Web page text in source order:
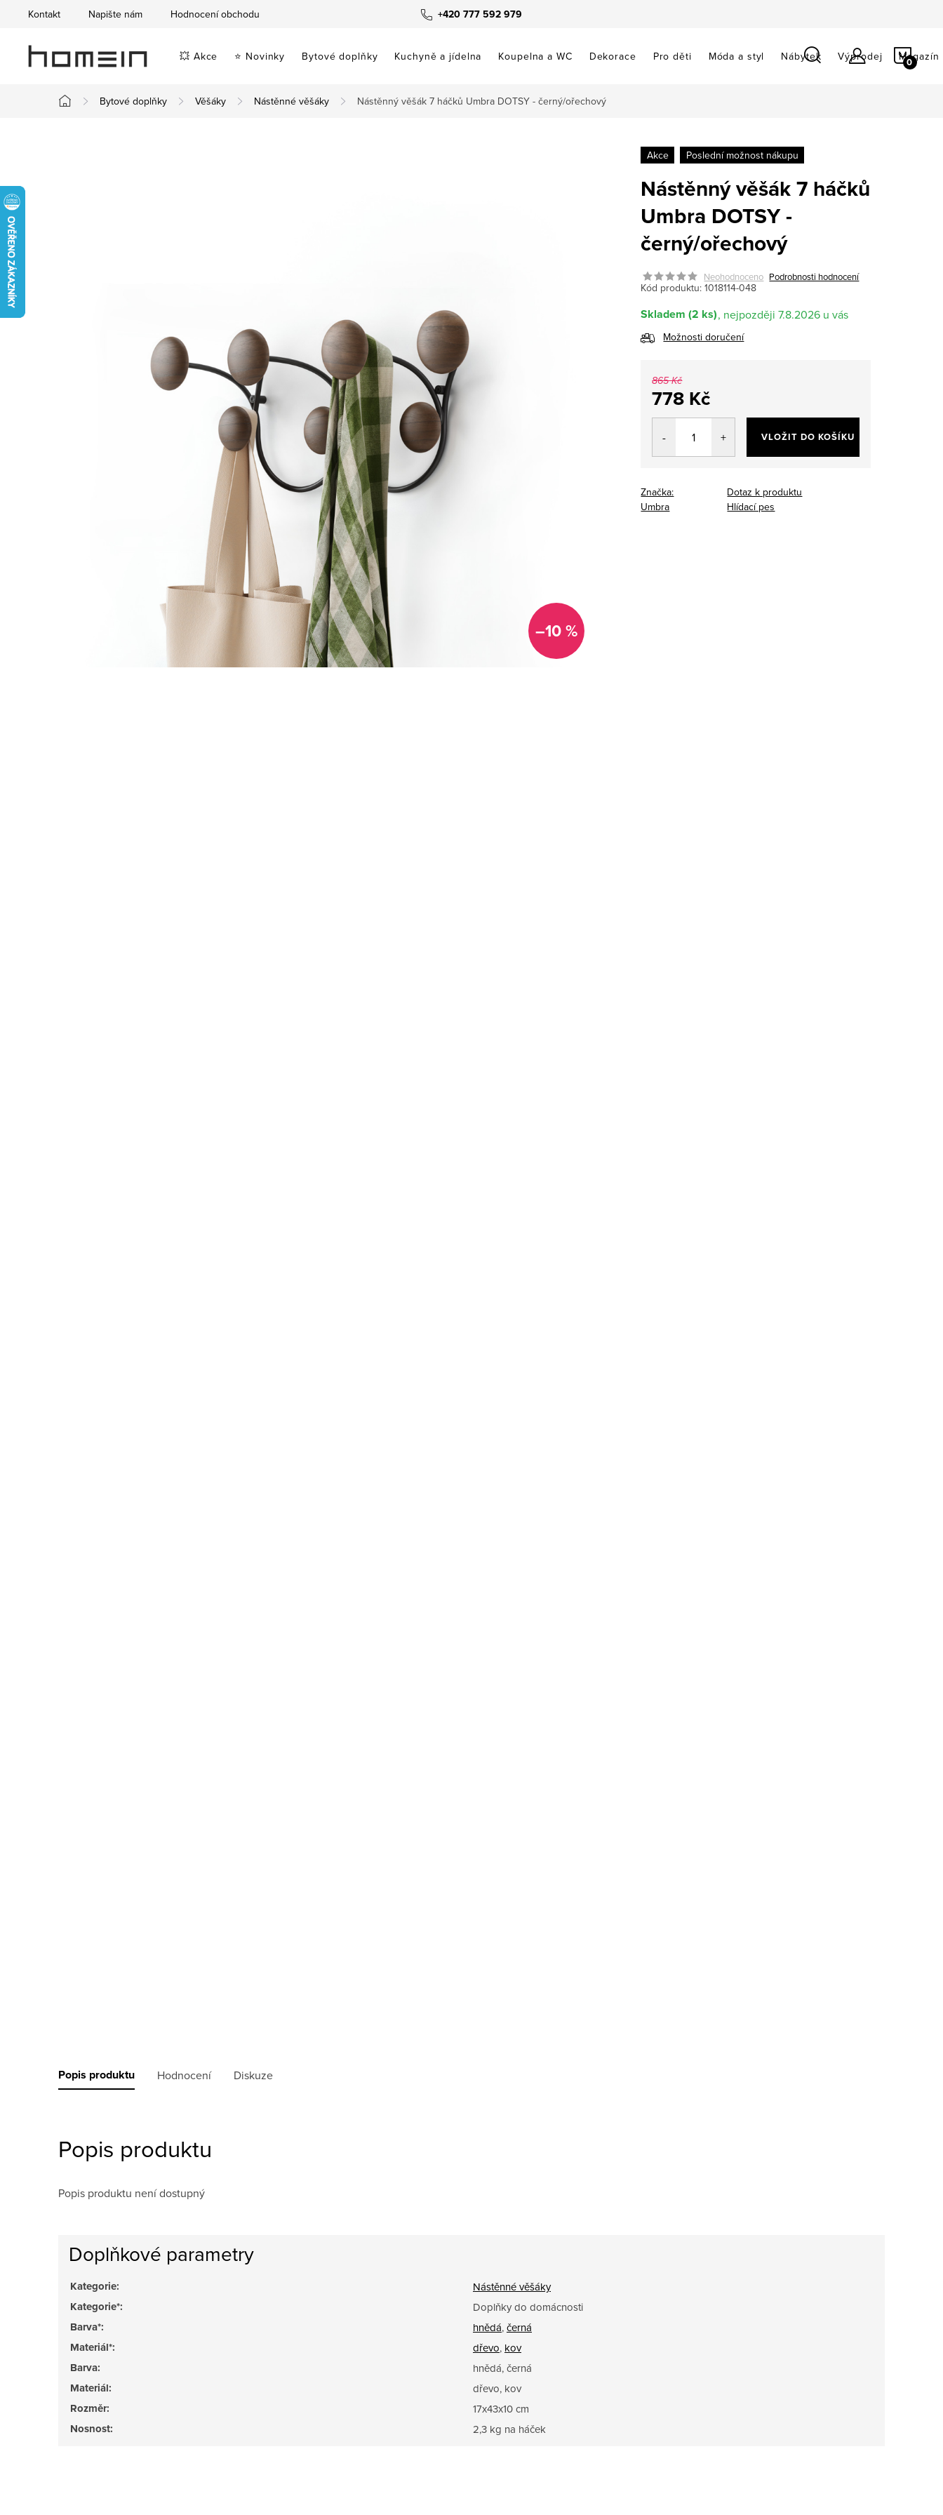
obsah
+420 777 592 979
Kontakt Napište nám Hodnocení obchodu
💥 Akce ⭐ Novinky Bytové doplňky Kuchyně a jídelna Koupelna a WC Dekorace Pro děti Móda a styl Nábytek Výprodej Magazín
Domů
Bytové doplňky Věšáky Nástěnné věšáky Nástěnný věšák 7 háčků Umbra DOTSY - černý/ořechový
–10 %
Akce Poslední možnost nákupu
Nástěnný věšák 7 háčků
Umbra DOTSY -
černý/ořechový
Neohodnoceno Podrobnosti hodnocení
Kód produktu: 1018114-048
Skladem (2 ks) 7.8.2026
Možnosti doručení
865 Kč
778 Kč
Měrná
VLOŽIT DO KOŠÍKU
Značka:
Umbra
Dotaz k produktu
Hlídací pes
Popis produktu Hodnocení Diskuze
Popis produktu
Popis produktu není dostupný
Doplňkové parametry
Kategorie: Nástěnné věšáky
Kategorie*: Doplňky do domácnosti
Barva*: hnědá,černá
Materiál*: dřevo, kov
Barva: hnědá, černá
Materiál: dřevo, kov
Rozměr: 17x43x10 cm
Nosnost: 2,3 kg na háček